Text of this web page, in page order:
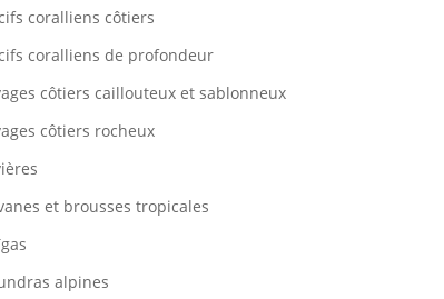
coralliens côtiers
coralliens de profondeur
côtiers caillouteux et sablonneux
côtiers rocheux
et brousses tropicales
alpines